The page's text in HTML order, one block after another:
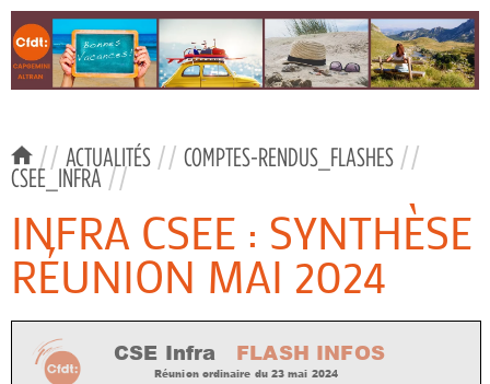
// ACTUALITÉS // COMPTES-RENDUS_FLASHES //
CSEE_INFRA //
INFRA CSEE : SYNTHÈSE
RÉUNION MAI 2024